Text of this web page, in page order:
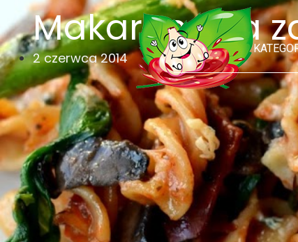
Makaronowa
2 czerwca 2014